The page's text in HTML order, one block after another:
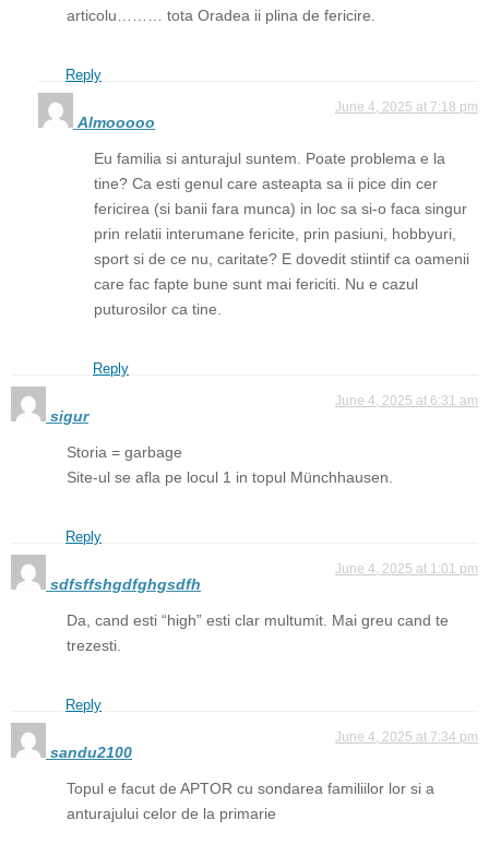
articolu……… tota Oradea ii plina de fericire.
Reply
Almooooo
June 4, 2025 at 7:18 pm
Eu familia si anturajul suntem. Poate problema e la
tine? Ca esti genul care asteapta sa ii pice din cer
fericirea (si banii fara munca) in loc sa si-o faca singur
prin relatii interumane fericite, prin pasiuni, hobbyuri,
sport si de ce nu, caritate? E dovedit stiintif ca oamenii
care fac fapte bune sunt mai fericiti. Nu e cazul
puturosilor ca tine.
Reply
sigur
June 4, 2025 at 6:31 am
Storia = garbage
Site-ul se afla pe locul 1 in topul Münchhausen.
Reply
sdfsffshgdfghgsdfh
June 4, 2025 at 1:01 pm
Da, cand esti “high” esti clar multumit. Mai greu cand te
trezesti.
Reply
sandu2100
June 4, 2025 at 7:34 pm
Topul e facut de APTOR cu sondarea familiilor lor si a
anturajului celor de la primarie